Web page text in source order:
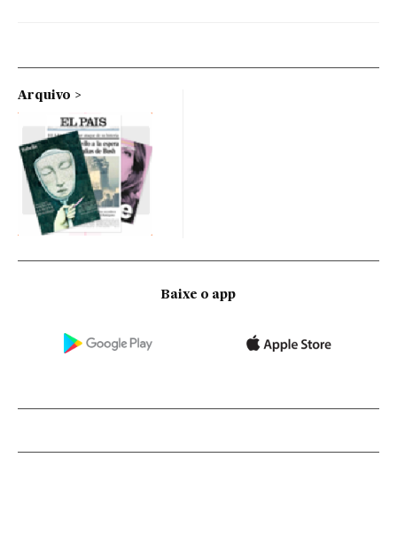
Arquivo
Baixe o app